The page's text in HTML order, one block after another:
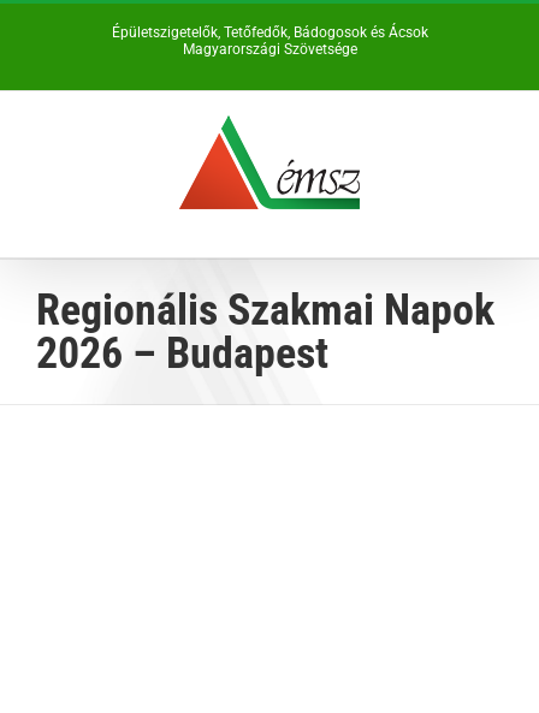
Épületszigetelők, Tetőfedők, Bádogosok és Ácsok
Magyarországi Szövetsége
Regionális Szakmai Napok
2026 – Budapest